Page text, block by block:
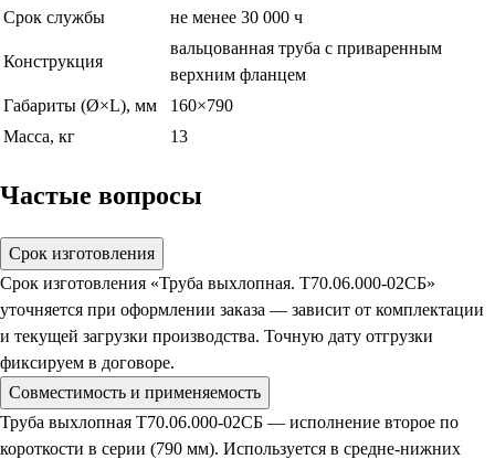
Срок службы не менее 30 000 ч
Конструкция
вальцованная труба с приваренным
верхним фланцем
Габариты (Ø×L), мм
160×790
Масса, кг
13
Частые вопросы
Срок изготовления
Срок изготовления «Труба выхлопная. Т70.06.000-02СБ»
уточняется при оформлении заказа — зависит от комплектации
и текущей загрузки производства. Точную дату отгрузки
фиксируем в договоре.
Совместимость и применяемость
Труба выхлопная Т70.06.000-02СБ — исполнение второе по
короткости в серии (790 мм). Используется в средне-нижних